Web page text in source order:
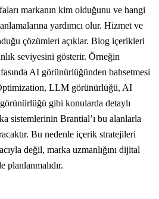
markanın kim olduğunu ve hangi
yardımcı olur. Hizmet ve
çözümleri açıklar. Blog içerikleri
seviyesini gösterir. Örneğin
AI görünürlüğünden bahsetmesi
LLM görünürlüğü, AI
gibi konularda detaylı
sistemlerinin Brantial’ı bu alanlarla
Bu nedenle içerik stratejileri
değil, marka uzmanlığını dijital
planlanmalıdır.